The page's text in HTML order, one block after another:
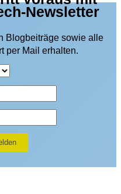
Newsletter
Blogbeiträge sowie alle
per Mail erhalten.